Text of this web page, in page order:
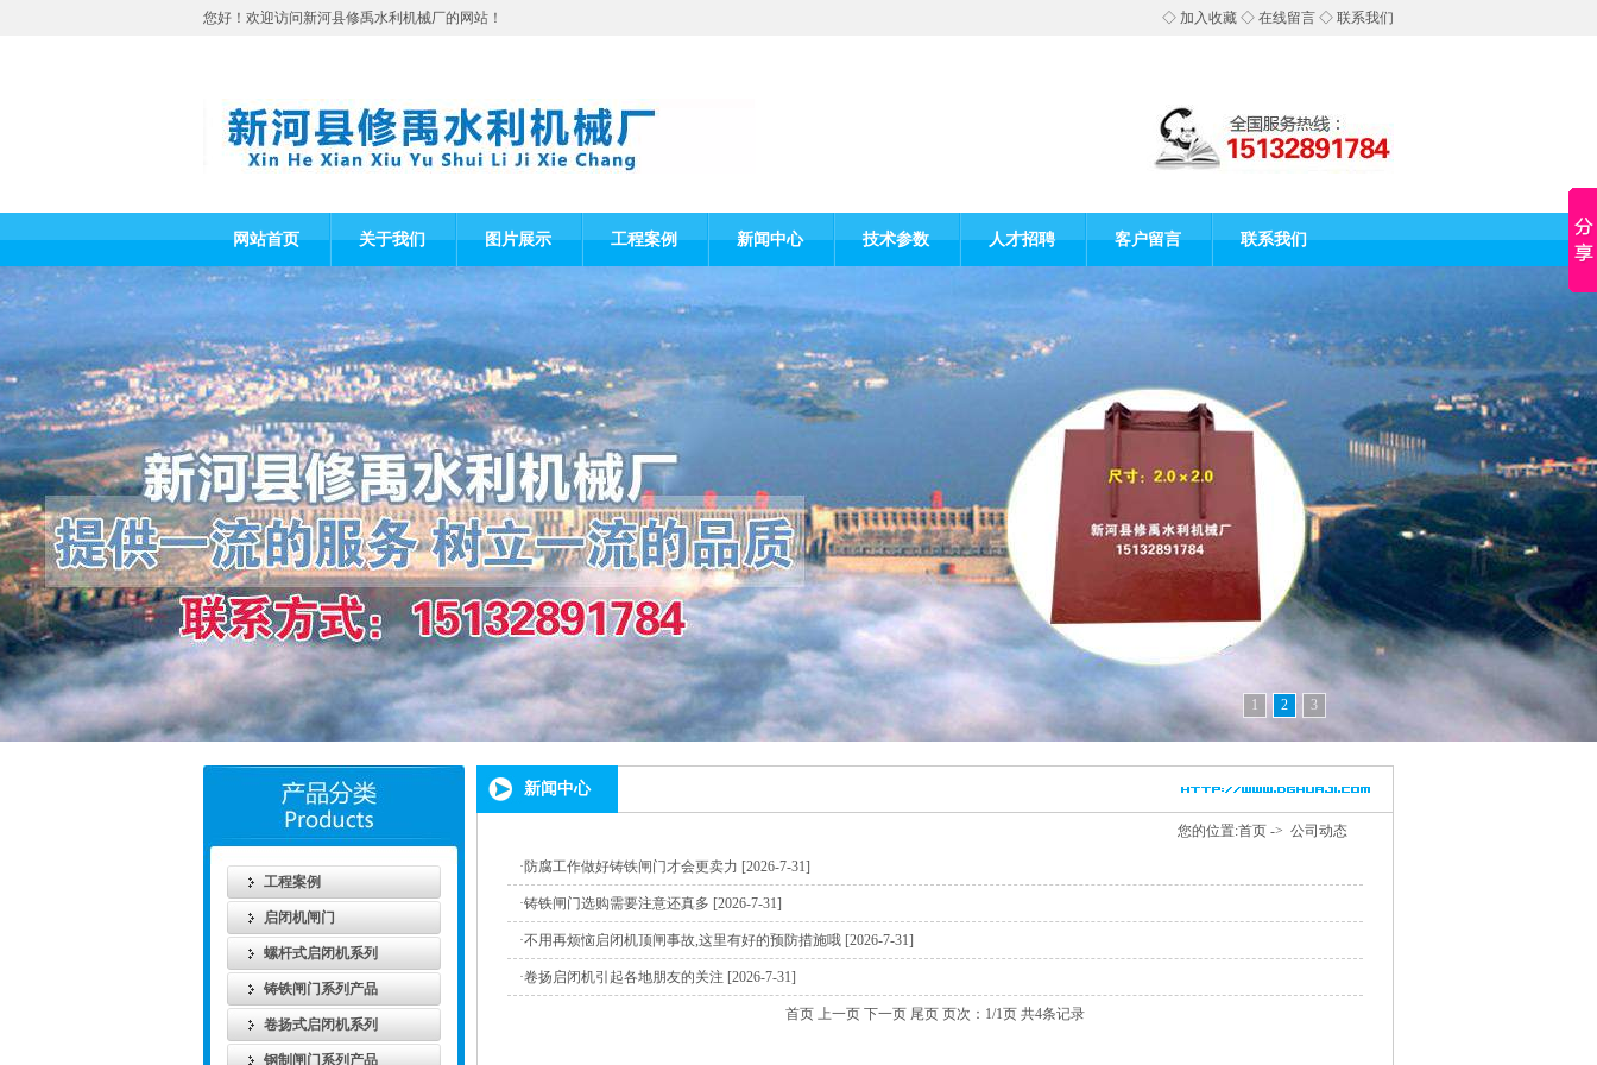
您好！欢迎访问新河县修禹水利机械厂的网站！ ◇ 加入收藏 ◇ 在线留言 ◇ 联系我们
网站首页 关于我们 图片展示 工程案例 新闻中心 技术参数 人才招聘 客户留言 联系我们
1 2 3
工程案例
启闭机闸门
螺杆式启闭机系列
铸铁闸门系列产品
卷扬式启闭机系列
钢制闸门系列产品
新闻中心
您的位置:首页 ->公司动态
· 防腐工作做好铸铁闸门才会更卖力 [2026-7-31]
·铸铁闸门选购需要注意还真多 [2026-7-31]
·不用再烦恼启闭机顶闸事故,这里有好的预防措施哦 [2026-7-31]
·卷扬启闭机引起各地朋友的关注 [2026-7-31]
首页 上一页 下一页 尾页 页次：1/1页 共4条记录